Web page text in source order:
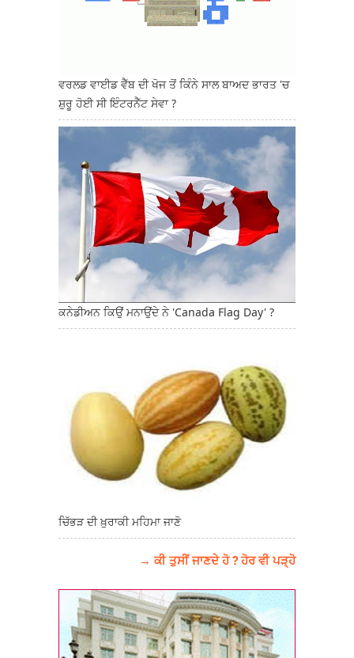
ਵਰਲਡ ਵਾਈਡ ਵੈੱਬ ਦੀ ਖੋਜ ਤੋਂ ਕਿੰਨੇ ਸਾਲ ਬਾਅਦ ਭਾਰਤ 'ਚ
ਸ਼ੁਰੂ ਹੋਈ ਸੀ ਇੰਟਰਨੈੱਟ ਸੇਵਾ ?
ਕਨੇਡੀਅਨ ਕਿਉਂ ਮਨਾਉਂਦੇ ਨੇ 'Canada Flag Day' ?
ਚਿੱਭੜ ਦੀ ਖ਼ੁਰਾਕੀ ਮਹਿਮਾ ਜਾਣੋ
→ ਕੀ ਤੁਸੀਂ ਜਾਣਦੇ ਹੋ ? ਹੋਰ ਵੀ ਪੜ੍ਹੋ